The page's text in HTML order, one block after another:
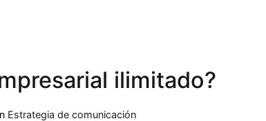
ilimitado?
Estrategia de comunicación